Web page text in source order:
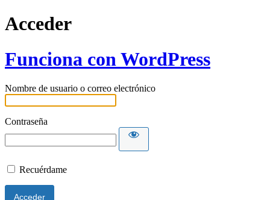
Acceder
Funciona con WordPress
Nombre de usuario o correo electrónico
Contraseña
Recuérdame